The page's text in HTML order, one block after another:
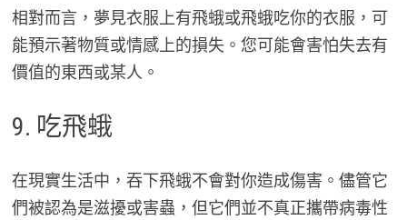
相對而言，夢見衣服上有飛蛾或飛蛾吃你的衣服，可
能預示著物質或情感上的損失。您可能會害怕失去有
價值的東西或某人。
9. 吃飛蛾
在現實生活中，吞下飛蛾不會對你造成傷害。儘管它
們被認為是滋擾或害蟲，但它們並不真正攜帶病毒性